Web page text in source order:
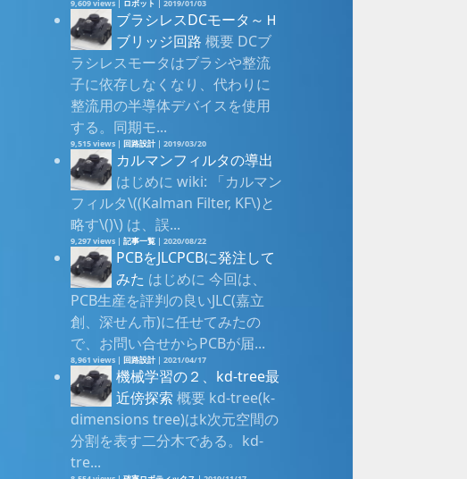
9,609 views | ロボット |2019/01/03
ブラシレスDCモータ～Ｈ
ブリッジ回路 概要 DCブ
ラシレスモータはブラシや整流
子に依存しなくなり、代わりに
整流用の半導体デバイスを使用
する。同期モ...
9,515 views | 回路設計 |2019/03/20
カルマンフィルタの導出
はじめに wiki: 「カルマン
フィルタ\((Kalman Filter, KF\)と
略す\()\) は、誤...
9,297 views |記事一覧 |2020/08/22
PCBをJLCPCBに発注して
みた はじめに 今回は、
PCB生産を評判の良いJLC(嘉立
創、深せん市)に任せてみたの
で、お問い合せからPCBが届...
8,961 views | 回路設計 |2021/04/17
機械学習の２、kd-tree最
近傍探索 概要 kd-tree(k-
dimensions tree)はk次元空間の
分割を表す二分木である。kd-
tre...